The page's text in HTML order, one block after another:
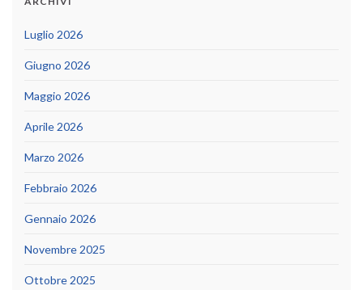
Luglio 2026
Giugno 2026
Maggio 2026
Aprile 2026
Marzo 2026
Febbraio 2026
Gennaio 2026
Novembre 2025
Ottobre 2025